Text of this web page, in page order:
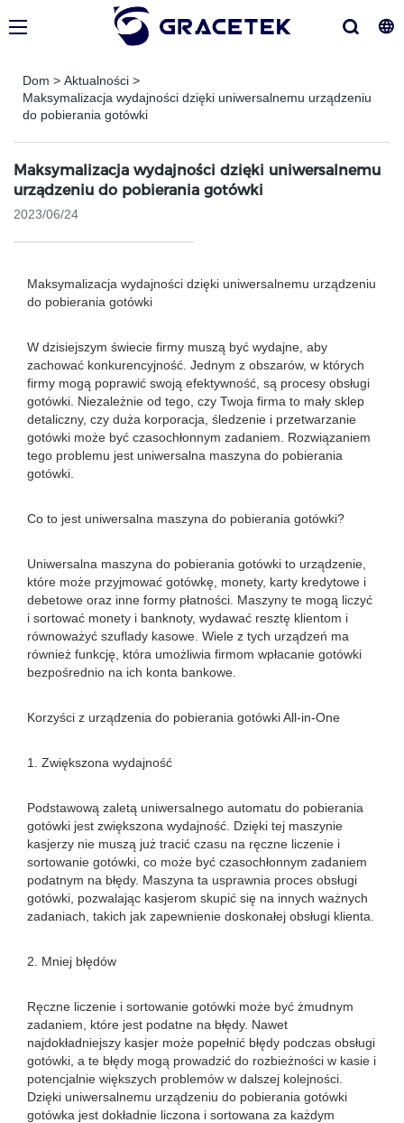
Dom > Aktualności >
Maksymalizacja wydajności dzięki uniwersalnemu urządzeniu
do pobierania gotówki
Maksymalizacja wydajności dzięki uniwersalnemu
urządzeniu do pobierania gotówki
2023/06/24
Maksymalizacja wydajności dzięki uniwersalnemu urządzeniu
do pobierania gotówki
W dzisiejszym świecie firmy muszą być wydajne, aby
zachować konkurencyjność. Jednym z obszarów, w których
firmy mogą poprawić swoją efektywność, są procesy obsługi
gotówki. Niezależnie od tego, czy Twoja firma to mały sklep
detaliczny, czy duża korporacja, śledzenie i przetwarzanie
gotówki może być czasochłonnym zadaniem. Rozwiązaniem
tego problemu jest uniwersalna maszyna do pobierania
gotówki.
Co to jest uniwersalna maszyna do pobierania gotówki?
Uniwersalna maszyna do pobierania gotówki to urządzenie,
które może przyjmować gotówkę, monety, karty kredytowe i
debetowe oraz inne formy płatności. Maszyny te mogą liczyć
i sortować monety i banknoty, wydawać resztę klientom i
równoważyć szuflady kasowe. Wiele z tych urządzeń ma
również funkcję, która umożliwia firmom wpłacanie gotówki
bezpośrednio na ich konta bankowe.
Korzyści z urządzenia do pobierania gotówki All-in-One
1. Zwiększona wydajność
Podstawową zaletą uniwersalnego automatu do pobierania
gotówki jest zwiększona wydajność. Dzięki tej maszynie
kasjerzy nie muszą już tracić czasu na ręczne liczenie i
sortowanie gotówki, co może być czasochłonnym zadaniem
podatnym na błędy. Maszyna ta usprawnia proces obsługi
gotówki, pozwalając kasjerom skupić się na innych ważnych
zadaniach, takich jak zapewnienie doskonałej obsługi klienta.
2. Mniej błędów
Ręczne liczenie i sortowanie gotówki może być żmudnym
zadaniem, które jest podatne na błędy. Nawet
najdokładniejszy kasjer może popełnić błędy podczas obsługi
gotówki, a te błędy mogą prowadzić do rozbieżności w kasie i
potencjalnie większych problemów w dalszej kolejności.
Dzięki uniwersalnemu urządzeniu do pobierania gotówki
gotówka jest dokładnie liczona i sortowana za każdym